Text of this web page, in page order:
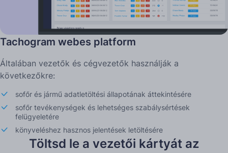
Tachogram webes platform
Általában vezetők és cégvezetők használják a
következőkre:
sofőr és jármű adatletöltési állapotának áttekintésére
sofőr tevékenységek és lehetséges szabálysértések
felügyeletére
könyveléshez hasznos jelentések letöltésére
Töltsd le a vezetői kártyát az